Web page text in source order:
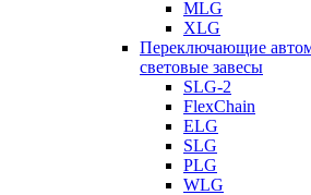
MLG
XLG
Переключающие
световые завесы
SLG-2
FlexChain
ELG
SLG
PLG
WLG